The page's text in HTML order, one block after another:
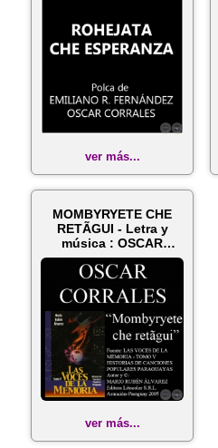
ver más...
MOMBYRYETE CHE
RETÃGUI - Letra y
música : OSCAR
CORRALES
ver más...